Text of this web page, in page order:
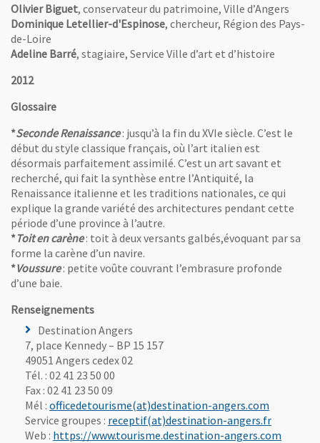
Olivier Biguet, conservateur du patrimoine, Ville d’Angers
Dominique Letellier-d'Espinose, chercheur, Région des Pays-
de-Loire
Adeline Barré, stagiaire, Service Ville d’art et d’histoire
2012
Glossaire
*Seconde Renaissance: jusqu’à la fin du XVIe siècle. C’est le
début du style classique français, où l’art italien est
désormais parfaitement assimilé. C’est un art savant et
recherché, qui fait la synthèse entre l’Antiquité, la
Renaissance italienne et les traditions nationales, ce qui
explique la grande variété des architectures pendant cette
période d’une province à l’autre.
*Toit en carène: toit à deux versants galbés,évoquant par sa
forme la carène d’un navire.
*Voussure: petite voûte couvrant l’embrasure profonde
d’une baie.
Renseignements
Destination Angers
7, place Kennedy – BP 15 157
49051 Angers cedex 02
Tél. : 02 41 23 50 00
Fax : 02 41 23 50 09
Mél : officedetourisme(at)destination-angers.com
Service groupes : receptif(at)destination-angers.fr, Ouvre
Web : https://www.tourisme.destination-angers.com